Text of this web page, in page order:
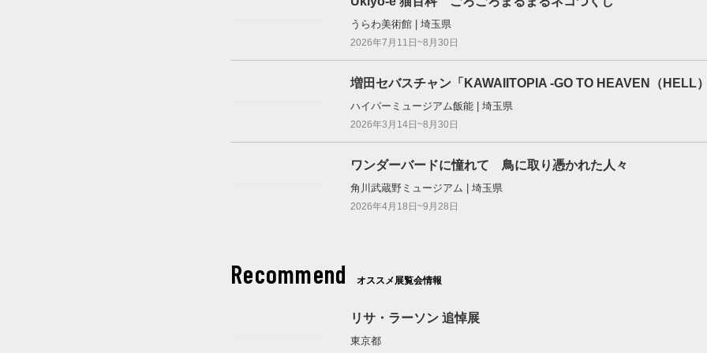
うらわ美術館 | 埼玉県
2026年7月11日~8月30日
増田セバスチャン「KAWAIITOPIA -GO TO HEAVEN（HELL
ハイパーミュージアム飯能 | 埼玉県
2026年3月14日~8月30日
ワンダーバードに憧れて 鳥に取り憑かれた人々
角川武蔵野ミュージアム | 埼玉県
2026年4月18日~9月28日
Recommend オススメ展覧会情報
リサ・ラーソン 追悼展
東京都